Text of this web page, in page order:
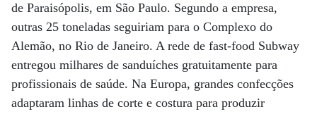
de Paraisópolis, em São Paulo. Segundo a empresa,
outras 25 toneladas seguiriam para o Complexo do
Alemão, no Rio de Janeiro. A rede de fast-food Subway
entregou milhares de sanduíches gratuitamente para
profissionais de saúde. Na Europa, grandes confecções
adaptaram linhas de corte e costura para produzir